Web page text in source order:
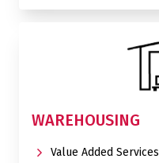
WAREHOUSING
Value Added Services